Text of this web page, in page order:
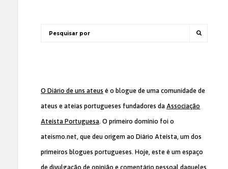
O Diário de uns ateus é o blogue de uma comunidade de
ateus e ateias portugueses fundadores da Associação
Ateísta Portuguesa. O primeiro domínio foi o
ateismo.net, que deu origem ao Diário Ateísta, um dos
primeiros blogues portugueses. Hoje, este é um espaço
de divulgação de opinião e comentário pessoal daqueles